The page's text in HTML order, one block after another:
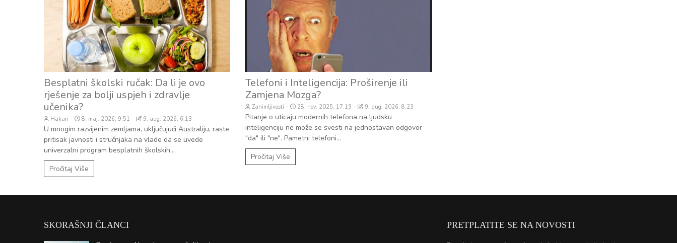
Besplatni školski ručak: Da li je ovo
rješenje za bolji uspjeh i zdravlje
učenika?
Hakan 8. maj. 2026, 9:51 9. aug. 2026, 6:13
U mnogim razvijenim zemljama, uključujući Australiju, raste
pritisak javnosti i stručnjaka na vlade da se uvede
univerzalni program besplatnih školskih...
Pročitaj Više
Telefoni i Inteligencija: Proširenje ili
Zamjena Mozga?
Zanimljivosti 28. nov. 2025, 17:19 9. aug. 2026, 8:23
Pitanje o uticaju modernih telefona na ljudsku
inteligenciju ne može se svesti na jednostavan odgovor
"da" ili "ne". Pametni telefoni...
Pročitaj Više
SKORAŠNJI ČLANCI
PRETPLATITE SE NA NOVOSTI